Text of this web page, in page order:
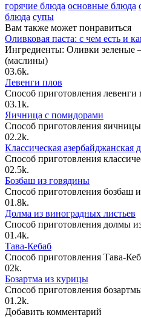
горячие блюда основные блюда
блюда супы
Вам также может понравиться
Оливковая паста: с чем есть и
Ингредиенты: Оливки
(маслины)
03.6k.
Левенги плов
Способ приготовления
03.1k.
Яичница с помидорами
Способ приготовления
02.2k.
Классическая азербайджанская
Способ приготовления
02.5k.
Бозбаш из говядины
Способ приготовления бозбаш
01.8k.
Долма из виноградных листьев
Способ приготовления долмы
01.4k.
Тава-Кебаб
Способ приготовления Тава-
02k.
Бозартма из курицы
Способ приготовления
01.2k.
Добавить комментарий